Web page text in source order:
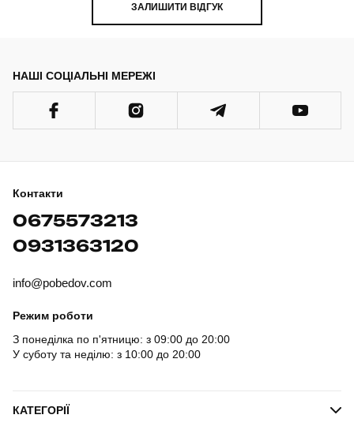
ЗАЛИШИТИ ВІДГУК
НАШІ СОЦІАЛЬНІ МЕРЕЖІ
Контакти
0675573213
0931363120
info@pobedov.com
Режим роботи
З понеділка по п'ятницю: з 09:00 до 20:00
У суботу та неділю: з 10:00 до 20:00
КАТЕГОРІЇ